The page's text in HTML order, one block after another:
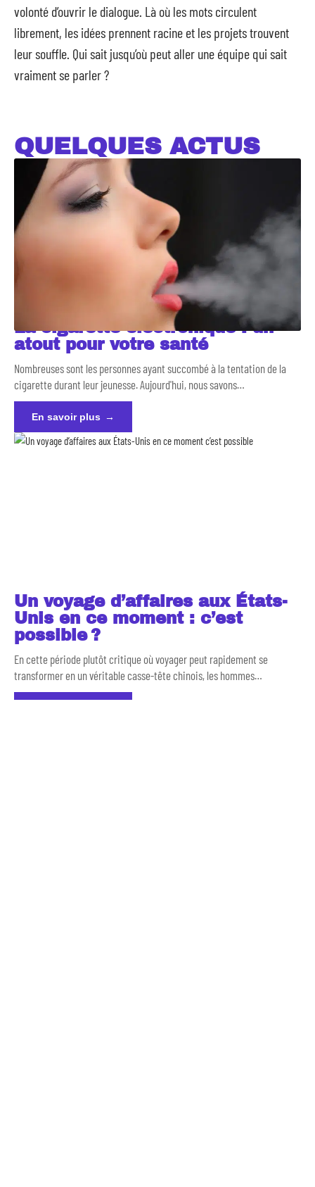
volonté d’ouvrir le dialogue. Là où les mots circulent
librement, les idées prennent racine et les projets trouvent
leur souffle. Qui sait jusqu’où peut aller une équipe qui sait
vraiment se parler ?
QUELQUES ACTUS
La cigarette électronique : un
atout pour votre santé
Nombreuses sont les personnes ayant succombé à la tentation de la
cigarette durant leur jeunesse. Aujourd'hui, nous savons…
En savoir plus
Un voyage d’affaires aux États-
Unis en ce moment : c’est
possible ?
En cette période plutôt critique où voyager peut rapidement se
transformer en un véritable casse-tête chinois, les hommes…